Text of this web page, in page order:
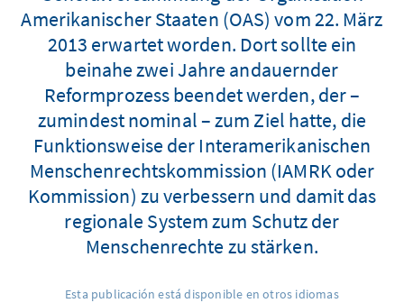
Amerikanischer Staaten (OAS) vom 22. März
2013 erwartet worden. Dort sollte ein
beinahe zwei Jahre andauernder
Reformprozess beendet werden, der –
zumindest nominal – zum Ziel hatte, die
Funktionsweise der Interamerikanischen
Menschenrechtskommission (IAMRK oder
Kommission) zu verbessern und damit das
regionale System zum Schutz der
Menschenrechte zu stärken.
Esta publicación está disponible en otros idiomas